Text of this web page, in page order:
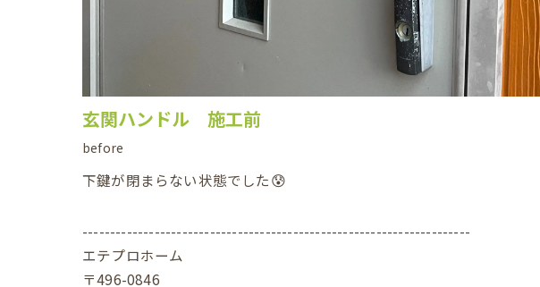
玄関ハンドル 施工前
before
下鍵が閉まらない状態でした😰
----------------------------------------------------------------------
エテプロホーム
〒496-0846